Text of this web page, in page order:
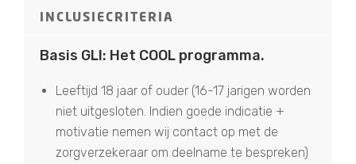
INCLUSIECRITERIA
Basis GLI: Het COOL programma.
Leeftijd 18 jaar of ouder (16-17 jarigen worden
niet uitgesloten. Indien goede indicatie +
motivatie nemen wij contact op met de
zorgverzekeraar om deelname te bespreken)